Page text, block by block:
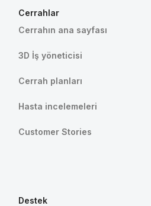
Cerrahlar
Cerrahın ana sayfası
3D İş yöneticisi
Cerrah planları
Hasta incelemeleri
Customer Stories
Destek